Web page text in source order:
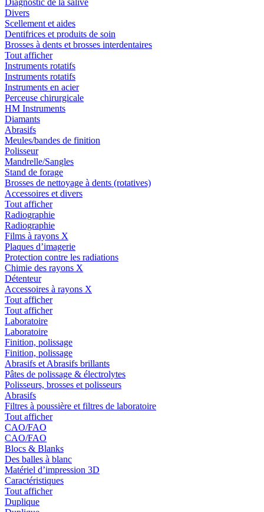
Diagnostic de la salive
Divers
Scellement et aides
Dentifrices et produits de soin
Brosses à dents et brosses interdentaires
Tout afficher
Instruments rotatifs
Instruments rotatifs
Instruments en acier
Perceuse chirurgicale
HM Instruments
Diamants
Abrasifs
Meules/bandes de finition
Polisseur
Mandrelle/Sangles
Stand de forage
Brosses de nettoyage à dents (rotatives)
Accessoires et divers
Tout afficher
Radiographie
Radiographie
Films à rayons X
Plaques d’imagerie
Protection contre les radiations
Chimie des rayons X
Détenteur
Accessoires à rayons X
Tout afficher
Tout afficher
Laboratoire
Laboratoire
Finition, polissage
Finition, polissage
Abrasifs et Abrasifs brillants
Pâtes de polissage & électrolytes
Polisseurs, brosses et polisseurs
Abrasifs
Filtres à poussière et filtres de laboratoire
Tout afficher
CAO/FAO
CAO/FAO
Blocs & Blanks
Des balles à blanc
Matériel d’impression 3D
Caractéristiques
Tout afficher
Duplique